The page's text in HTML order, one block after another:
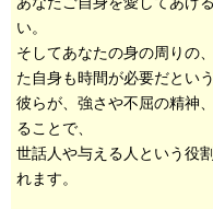
い。
そしてあなたの身の周りの
た自身も時間が必要だとい
彼らが、強さや不屈の精神
ることで、
世話人や与える人という役
れます。